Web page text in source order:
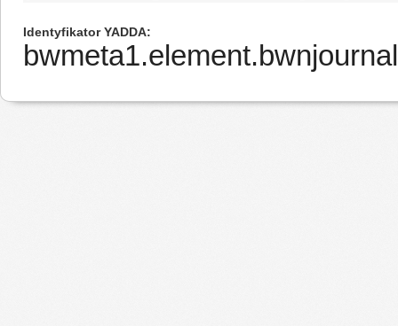
Identyfikator YADDA